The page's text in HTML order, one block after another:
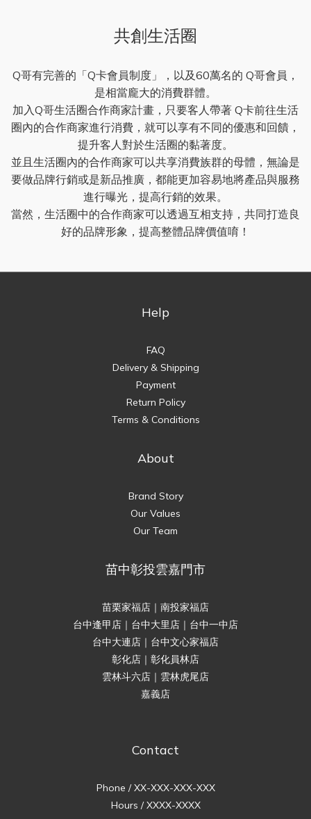
共創生活圈
Q哥有完善的「Q卡會員制度」，以及60萬名的 Q哥會員，
是相當龐大的消費群體。
加入Q哥生活圈合作商家計畫，只要客人帶著 Q卡前往生活
圈內的合作商家進行消費，就可以享有不同的優惠和回饋，
提升客人對於生活圈的黏著度。
並且生活圈內的合作商家可以共享消費族群的母體，無論是
要做品牌行銷或是新品推廣，都能更加容易地將產品與服務
進行曝光，提高行銷的效果。
當然，生活圈中的合作商家可以透過互相支持，共同打造良
好的品牌形象，提高整體品牌價值唷！
Help
FAQ
Delivery & Shipping
Payment
Return Policy
Terms & Conditions
About
Brand Story
Our Values
Our Team
苗中彰投雲嘉門市
苗栗家福店｜南投家福店
台中逢甲店｜台中大里店｜台中一中店
台中大連店｜台中文心家福店
彰化店｜彰化員林店
雲林斗六店｜雲林虎尾店
嘉義店
Contact
Phone / XX-XXX-XXX-XXX
Hours / XXXX-XXXX